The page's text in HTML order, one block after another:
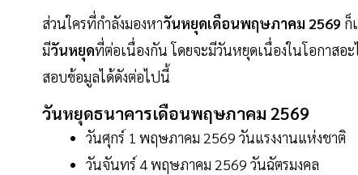
ส่วนใครที่กำลังมองหาวันหยุดเดือนพฤษภาคม 2569 ก็
มีวันหยุดที่ต่อเนื่องกัน โดยจะมีวันหยุดเนื่องในโอกาสอ
สอบข้อมูลได้ดังต่อไปนี้
วันหยุดธนาคารเดือนพฤษภาคม 2569
วันศุกร์ 1 พฤษภาคม 2569 วันแรงงานแห่งชาติ
วันจันทร์ 4 พฤษภาคม 2569 วันฉัตรมงคล